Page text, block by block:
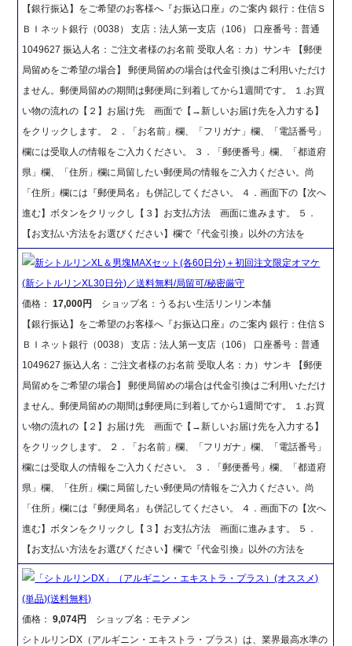
【銀行振込】をご希望のお客様へ『お振込口座』のご案内 銀行：住信Ｓ
ＢＩネット銀行（0038） 支店：法人第一支店（106） 口座番号：普通
1049627 振込人名：ご注文者様のお名前 受取人名：カ）サンキ 【郵便
局留めをご希望の場合】 郵便局留めの場合は代金引換はご利用いただけ
ません。郵便局留めの期間は郵便局に到着してから1週間です。 １.お買
い物の流れの【２】お届け先 画面で【→新しいお届け先を入力する】
をクリックします。 ２．「お名前」欄、「フリガナ」欄、「電話番号」
欄には受取人の情報をご入力ください。 ３．「郵便番号」欄、「都道府
県」欄、「住所」欄に局留したい郵便局の情報をご入力ください。尚
「住所」欄には『郵便局名』も併記してください。 ４．画面下の【次へ
進む】ボタンをクリックし【３】お支払方法 画面に進みます。 ５．
【お支払い方法をお選びください】欄で『代金引換』以外の方法を
新シトルリンXL＆男塊MAXセット(各60日分)＋初回注文限定オマケ
(新シトルリンXL30日分)／送料無料/局留可/秘密厳守
価格：17,000円
ショップ名：うるおい生活リンリン本舗
【銀行振込】をご希望のお客様へ『お振込口座』のご案内 銀行：住信Ｓ
ＢＩネット銀行（0038） 支店：法人第一支店（106） 口座番号：普通
1049627 振込人名：ご注文者様のお名前 受取人名：カ）サンキ 【郵便
局留めをご希望の場合】 郵便局留めの場合は代金引換はご利用いただけ
ません。郵便局留めの期間は郵便局に到着してから1週間です。 １.お買
い物の流れの【２】お届け先 画面で【→新しいお届け先を入力する】
をクリックします。 ２．「お名前」欄、「フリガナ」欄、「電話番号」
欄には受取人の情報をご入力ください。 ３．「郵便番号」欄、「都道府
県」欄、「住所」欄に局留したい郵便局の情報をご入力ください。尚
「住所」欄には『郵便局名』も併記してください。 ４．画面下の【次へ
進む】ボタンをクリックし【３】お支払方法 画面に進みます。 ５．
【お支払い方法をお選びください】欄で『代金引換』以外の方法を
「シトルリンDX」（アルギニン・エキストラ・プラス）(オススメ)
(単品)(送料無料)
価格：9,074円
ショップ名：モテメン
シトルリンDX（アルギニン・エキストラ・プラス）は、業界最高水準の